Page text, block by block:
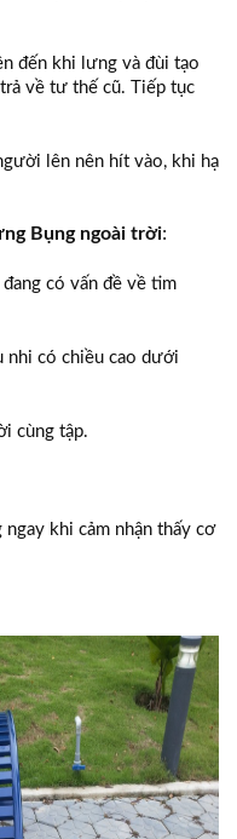
đến khi lưng và đùi tạo
về tư thế cũ. Tiếp tục
lên nên hít vào, khi hạ
Bụng ngoài trời:
có vấn đề về tim
nhi có chiều cao dưới
cùng tập.
khi cảm nhận thấy cơ